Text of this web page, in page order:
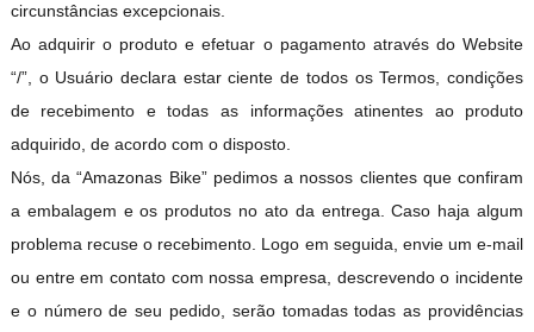
circunstâncias excepcionais.
Ao adquirir o produto e efetuar o pagamento através do Website
“/”, o Usuário declara estar ciente de todos os Termos, condições
de recebimento e todas as informações atinentes ao produto
adquirido, de acordo com o disposto.
Nós, da “Amazonas Bike” pedimos a nossos clientes que confiram
a embalagem e os produtos no ato da entrega. Caso haja algum
problema recuse o recebimento. Logo em seguida, envie um e-mail
ou entre em contato com nossa empresa, descrevendo o incidente
e o número de seu pedido, serão tomadas todas as providências